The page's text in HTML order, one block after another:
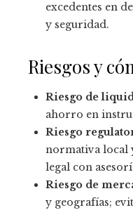
excedentes en
y seguridad.
Riesgos y
Riesgo de
ahorro en
Riesgo
normativa local
legal con
Riesgo de
y geografías;